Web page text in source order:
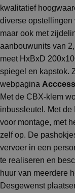
kwalitatief
diverse opstellingen
maar ook met
aanbouwunits van
meet HxBxD
spiegel en kapstok.
webpagina
Met de CBX-klem
inbussleutel. Met
voor montage, met
zelf op. De
vervoer in een
te realiseren en
huur van meerdere
Desgewenst